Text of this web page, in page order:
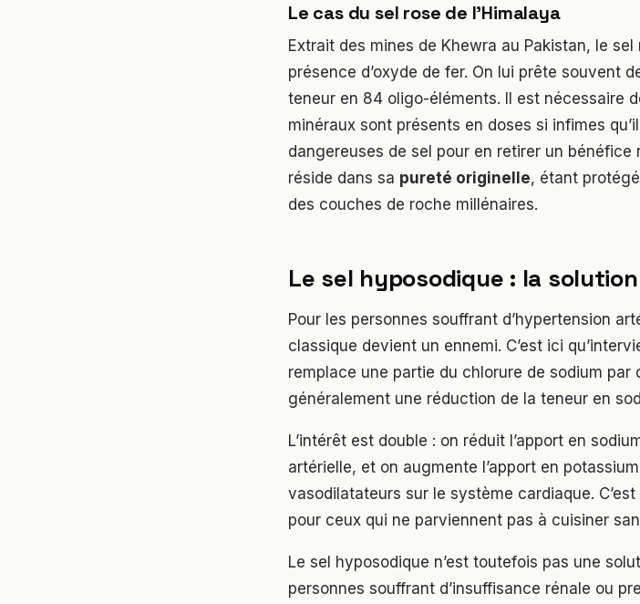
Le cas du sel rose de l’Himalaya
Extrait des mines de Khewra au Pakistan, le
présence d’oxyde de fer. On lui prête souvent
teneur en 84 oligo-éléments. Il est nécessaire
minéraux sont présents en doses si infimes
dangereuses de sel pour en retirer un
réside dans sa pureté originelle, étant
des couches de roche millénaires.
Le sel hyposodique : la
Pour les personnes souffrant d’hypertension
classique devient un ennemi. C’est ici
remplace une partie du chlorure de sodium par
généralement une réduction de la teneur en
L’intérêt est double : on réduit l’apport en
artérielle, et on augmente l’apport en
vasodilatateurs sur le système cardiaque.
pour ceux qui ne parviennent pas à cuisiner
Le sel hyposodique n’est toutefois pas une
personnes souffrant d’insuffisance rénale ou